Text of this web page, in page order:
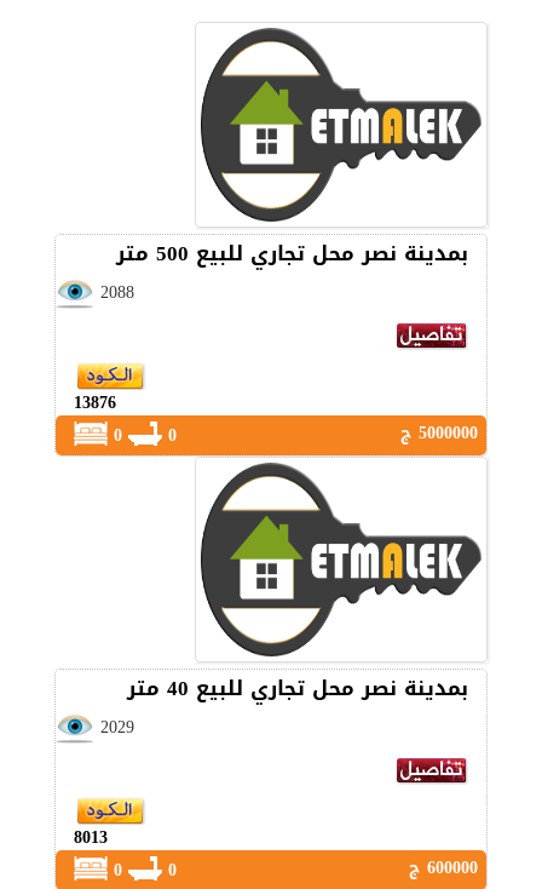
بمدينة نصر محل تجاري للبيع 500 متر
2088
13876
5000000 ج
0
بمدينة نصر محل تجاري للبيع 40 متر
2029
8013
600000 ج
0